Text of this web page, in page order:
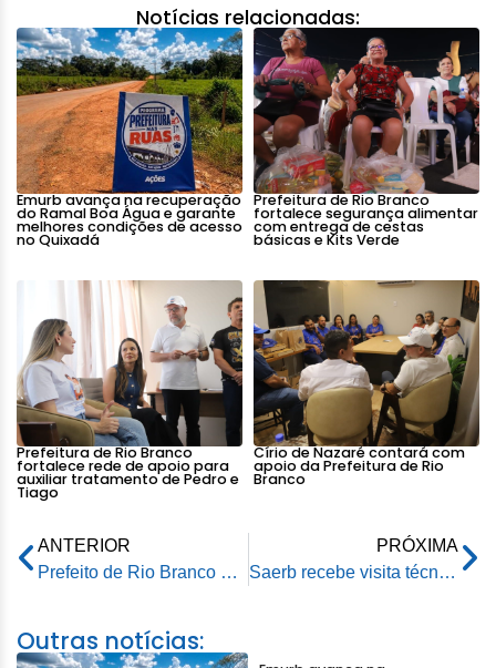
Notícias relacionadas:
Emurb avança na recuperação
do Ramal Boa Água e garante
melhores condições de acesso
no Quixadá
Prefeitura de Rio Branco
fortalece segurança alimentar
com entrega de cestas
básicas e Kits Verde
Prefeitura de Rio Branco
fortalece rede de apoio para
auxiliar tratamento de Pedro e
Tiago
Círio de Nazaré contará com
apoio da Prefeitura de Rio
Branco
ANTERIOR
Prefeito de Rio Branco dá boas vindas ao novo superintendente da Caixa Econômica Federal
PRÓXIMA
Saerb recebe visita técnica do Consup e Procon para discutir melhorias no abastecimento de água
Outras notícias: